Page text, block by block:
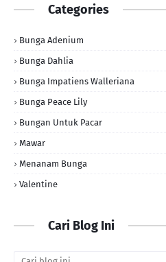
Categories
Bunga Adenium
Bunga Dahlia
Bunga Impatiens Walleriana
Bunga Peace Lily
Bungan Untuk Pacar
Mawar
Menanam Bunga
Valentine
Cari Blog Ini